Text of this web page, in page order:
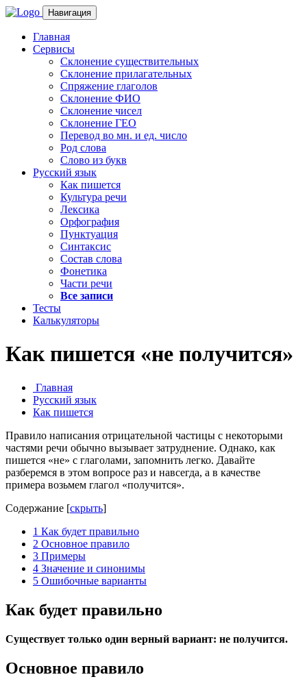
Навигация
Главная
Сервисы
Склонение существительных
Склонение прилагательных
Спряжение глаголов
Склонение ФИО
Склонение чисел
Склонение ГЕО
Перевод во мн. и ед. число
Род слова
Слово из букв
Русский язык
Как пишется
Культура речи
Лексика
Орфография
Пунктуация
Синтаксис
Состав слова
Фонетика
Части речи
Все записи
Тесты
Калькуляторы
Как пишется «не получится»
Главная
Русский язык
Как пишется
Правило написания отрицательной частицы с некоторыми
частями речи обычно вызывает затруднение. Однако, как
пишется «не» с глаголами, запомнить легко. Давайте
разберемся в этом вопросе раз и навсегда, а в качестве
примера возьмем глагол «получится».
Содержание [скрыть]
1 Как будет правильно
2 Основное правило
3 Примеры
4 Значение и синонимы
5 Ошибочные варианты
Как будет правильно
Существует только один верный вариант: не получится.
Основное правило